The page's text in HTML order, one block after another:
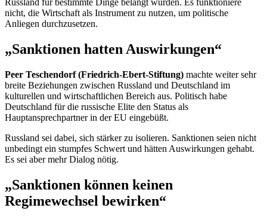
Russland für bestimmte Dinge belangt würden. Es funktioniere
nicht, die Wirtschaft als Instrument zu nutzen, um politische
Anliegen durchzusetzen.
„Sanktionen hatten Auswirkungen“
Peer Teschendorf (Friedrich-Ebert-Stiftung) machte weiter sehr
breite Beziehungen zwischen Russland und Deutschland im
kulturellen und wirtschaftlichen Bereich aus. Politisch habe
Deutschland für die russische Elite den Status als
Hauptansprechpartner in der EU eingebüßt.
Russland sei dabei, sich stärker zu isolieren. Sanktionen seien nicht
unbedingt ein stumpfes Schwert und hätten Auswirkungen gehabt.
Es sei aber mehr Dialog nötig.
„Sanktionen können keinen
Regimewechsel bewirken“